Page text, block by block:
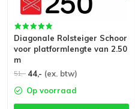
Diagonale Rolsteiger Schoor
voor platformlengte van 2.50
m
51,- 44,- (ex. btw)
Op voorraad